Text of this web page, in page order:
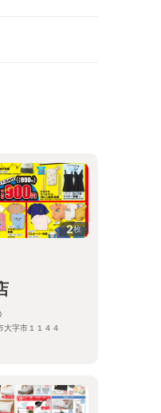
2枚
大字市１１４４